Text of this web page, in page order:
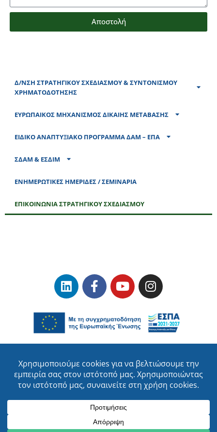
Αποστολή
Δ/ΝΣΗ ΣΤΡΑΤΗΓΙΚΟΥ ΣΧΕΔΙΑΣΜΟΥ &​ ΣΥΝΤΟΝΙΣΜΟΥ
ΧΡΗΜΑΤΟΔΟΤΗΣΗΣ
ΕΥΡΩΠΑΙΚΟΣ ΜΗΧΑΝΙΣΜΟΣ ΔΙΚΑΙΗΣ ΜΕΤΑΒΑΣΗΣ
ΕΙΔΙΚΟ ΑΝΑΠΤΥΞΙΑΚΟ ΠΡΟΓΡΑΜΜΑ ΔΑΜ – ΕΠΑ
ΣΔΑΜ & ΕΣΔΙΜ
ΕΝΗΜΕΡΩΤΙΚΕΣ ΗΜΕΡΙΔΕΣ / ΣΕΜΙΝΑΡΙΑ
ΕΠΙΚΟΙΝΩΝΙΑ ΣΤΡΑΤΗΓΙΚΟΥ ΣΧΕΔΙΑΣΜΟΥ
Προστασία Δεδομένων Προσωπικού Χαρακτήρα
ΕΥΔΑΜ Copyrights © 2023